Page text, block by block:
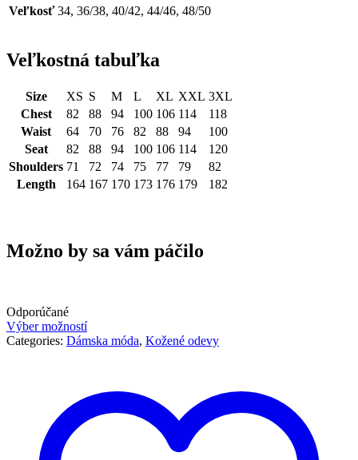
Veľkosť 34, 36/38, 40/42, 44/46, 48/50
Veľkostná tabuľka
Size XS S M L XL XXL 3XL
Chest
82 88 94 100 106 114
118
Waist
64 70 76 82 88 94
100
Seat
82 88 94 100 106 114
120
Shoulders 71 72 74 75 77 79
82
Length
164 167 170 173 176 179 182
Možno by sa vám páčilo
Odporúčané
Výber možností
Categories: Dámska móda, Kožené odevy